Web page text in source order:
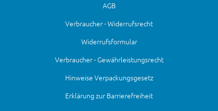
AGB
Verbraucher - Widerrufsrecht
Widerrufsformular
Verbraucher - Gewährleistungsrecht
Hinweise Verpackungsgesetz
Erklärung zur Barrierefreiheit